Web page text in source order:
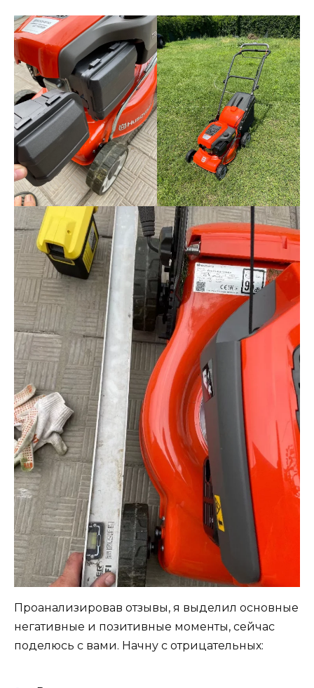
Проанализировав отзывы, я выделил основные
негативные и позитивные моменты, сейчас
поделюсь с вами. Начну с отрицательных: